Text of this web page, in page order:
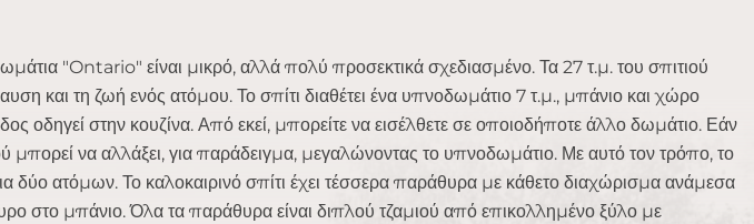
"Ontario" είναι μικρό, αλλά πολύ προσεκτικά σχεδιασμένο. Τα 27 τ.μ. του σπιτιού
και τη ζωή ενός ατόμου. Το σπίτι διαθέτει ένα υπνοδωμάτιο 7 τ.μ., μπάνιο και χώρο
οδηγεί στην κουζίνα. Από εκεί, μπορείτε να εισέλθετε σε οποιοδήποτε άλλο δωμάτιο. Εάν
μπορεί να αλλάξει, για παράδειγμα, μεγαλώνοντας το υπνοδωμάτιο. Με αυτό τον τρόπο, το
δύο ατόμων. Το καλοκαιρινό σπίτι έχει τέσσερα παράθυρα με κάθετο διαχώρισμα ανάμεσα
στο μπάνιο. Όλα τα παράθυρα είναι διπλού τζαμιού από επικολλημένο ξύλο με